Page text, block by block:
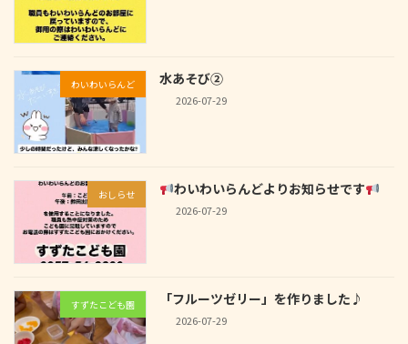
わいわいらんど 水あそび②
2026-07-29
おしらせ わいわいらんどよりお知らせです
2026-07-29
すずたこども園 「フルーツゼリー」を作りました♪
2026-07-29